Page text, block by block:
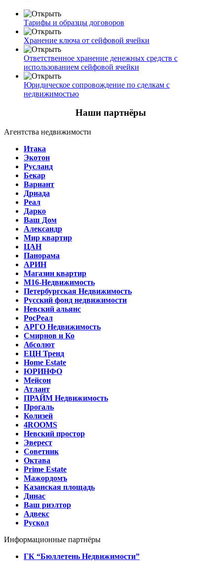
Тарифы и образцы договоров
Хранение ключа от сейфовой ячейки
Ответственное хранение денежных средств с
использованием сейфовой ячейки
Юридическое сопровождение по сделкам с
недвижимостью
Наши партнёры
Агентства недвижимости
Итака
Экотон
Русланд
Бекар
Вариант
Дриада
Реал
Дарко
Ваш Дом
Александр
Мир квартир
ЦАН
Панорама
АРИН
Магазин квартир
М16-Недвижимость
Петербургская Недвижимость
Русский фонд недвижимости
Невский альянс
РосРеал
АРГО Недвижимость
Смирнов и Ко
Абсолют
ЕЦН Тренд
Home Estate
ЮРИНФО
Мейсон
Атлант
ПРАЙМ Недвижимость
Прогаль
Колизей
4ROOMS
Невский простор
Эверест
Советник
Октава
Prime Estate
Мажордомъ
Казанская площадь
Динас
Ваш риэлтор
Адвекс
Рускол
Информационные партнёры
ГК “Бюллетень Недвижимости”